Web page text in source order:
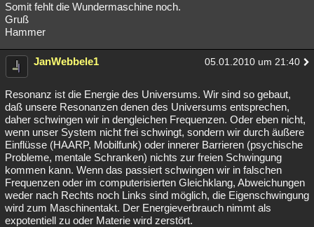
Somit fehlt die Wundermaschine noch.
Gruß
Hammer
JanWebbele1 05.01.2010 um 21:40
Resonanz ist die Energie des Universums. Wir sind so gebaut,
daß unsere Resonanzen denen des Universums entsprechen,
daher schwingen wir in dengleichen Frequenzen. Oder eben nicht,
wenn unser System nicht frei schwingt, sondern wir durch äußere
Einflüsse (HAARP, Mobilfunk) oder innerer Barrieren (psychische
Probleme, mentale Schranken) nichts zur freien Schwingung
kommen kann. Wenn das passiert schwingen wir in falschen
Frequenzen oder im computerisierten Gleichklang, Abweichungen
weder nach Rechts noch Links sind möglich, die Eigenschwingung
wird zum Maschinentakt. Der Energieverbrauch nimmt als
expotentiell zu oder Materie wird zerstört.